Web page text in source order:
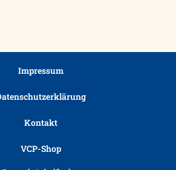
Impressum
Kontakt
VCP-Shop